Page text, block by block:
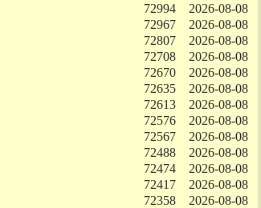
72994
2026-08-08
72967
2026-08-08
72807
2026-08-08
72708
2026-08-08
72670
2026-08-08
72635
2026-08-08
72613
2026-08-08
72576
2026-08-08
72567
2026-08-08
72488
2026-08-08
72474
2026-08-08
72417
2026-08-08
72358
2026-08-08